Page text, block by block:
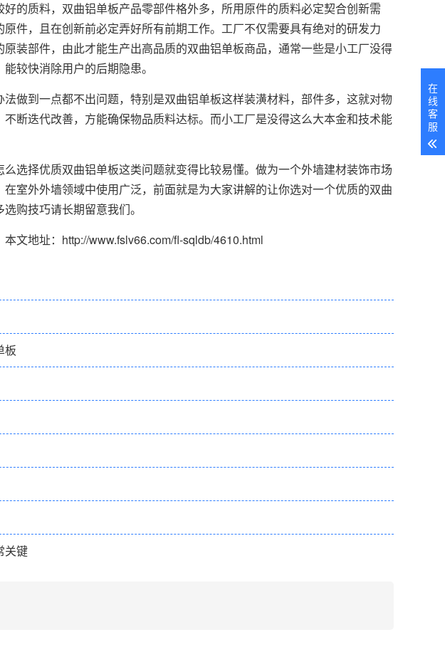
的质料， 双曲铝单板产品零部件格外多，所用原件的质料必定契合创新需
件，且在创新前必定弄好所有前期工作。工厂不仅需要具有绝对的研发力
装部件，由此才能生产出高品质的双曲铝单板商品，通常一些是小工厂没得
较快消除用户的后期隐患。
做到一点都不出问题，特别是双曲铝单板这样装潢材料，部件多，这就对物
断迭代改善，方能确保物品质料达标。而小工厂是没得这么大本金和技术能
选择优质双曲铝单板这类问题就变得比较易懂。做为一个外墙建材装饰市场
室外外墙领域中使用广泛，前面就是为大家讲解的让你选对一个优质的双曲
购技巧请长期留意我们。
地址：http://www.fslv66.com/fl-sqldb/4610.html
板
关键
在
线
客
服